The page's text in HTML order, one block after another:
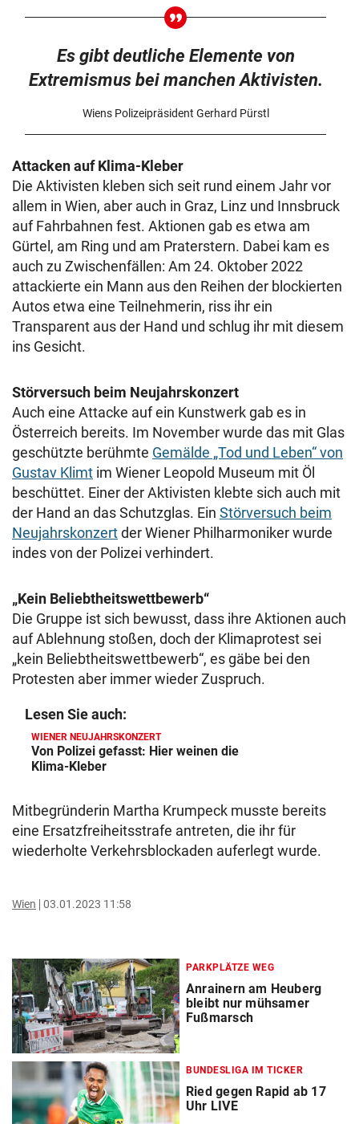
Es gibt deutliche Elemente von
Extremismus bei manchen Aktivisten.
Wiens Polizeipräsident Gerhard Pürstl
Attacken auf Klima-Kleber
Die Aktivisten kleben sich seit rund einem Jahr vor
allem in Wien, aber auch in Graz, Linz und Innsbruck
auf Fahrbahnen fest. Aktionen gab es etwa am
Gürtel, am Ring und am Praterstern. Dabei kam es
auch zu Zwischenfällen: Am 24. Oktober 2022
attackierte ein Mann aus den Reihen der blockierten
Autos etwa eine Teilnehmerin, riss ihr ein
Transparent aus der Hand und schlug ihr mit diesem
ins Gesicht.
Störversuch beim Neujahrskonzert
Auch eine Attacke auf ein Kunstwerk gab es in
Österreich bereits. Im November wurde das mit Glas
geschützte berühmte Gemälde „Tod und Leben“ von
Gustav Klimt im Wiener Leopold Museum mit Öl
beschüttet. Einer der Aktivisten klebte sich auch mit
der Hand an das Schutzglas. Ein Störversuch beim
Neujahrskonzertder Wiener Philharmoniker wurde
indes von der Polizei verhindert.
„Kein Beliebtheitswettbewerb“
Die Gruppe ist sich bewusst, dass ihre Aktionen auch
auf Ablehnung stoßen, doch der Klimaprotest sei
„kein Beliebtheitswettbewerb“, es gäbe bei den
Protesten aber immer wieder Zuspruch.
Lesen Sie auch:
WIENER NEUJAHRSKONZERT
Von Polizei gefasst: Hier weinen die
Klima-Kleber
Mitbegründerin Martha Krumpeck musste bereits
eine Ersatzfreiheitsstrafe antreten, die ihr für
wiederholte Verkehrsblockaden auferlegt wurde.
Wien 03.01.2023 11:58
PARKPLÄTZE WEG
Anrainern am Heuberg
bleibt nur mühsamer
Fußmarsch
BUNDESLIGA IM TICKER
Ried gegen Rapid ab 17
Uhr LIVE